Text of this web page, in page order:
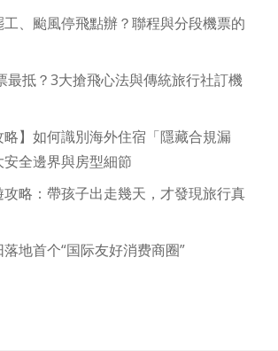
、颱風停飛點辦？聯程與分段機票的
最抵？3大搶飛心法與傳統旅行社訂機
略】如何識別海外住宿「隱藏合規漏
全邊界與房型細節
略：帶孩子出走幾天，才發現旅行真
地首个“国际友好消费商圈”